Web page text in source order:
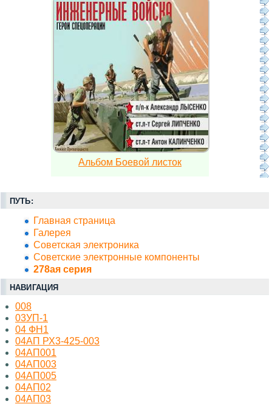
Альбом Боевой листок
ПУТЬ:
Главная страница
Галерея
Советская электроника
Советские электронные компоненты
278ая серия
НАВИГАЦИЯ
008
03УП-1
04 ФН1
04АП РХ3-425-003
04АП001
04АП003
04АП005
04АП02
04АП03